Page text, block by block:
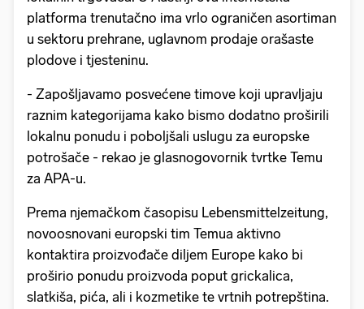
platforma trenutačno ima vrlo ograničen asortiman
u sektoru prehrane, uglavnom prodaje orašaste
plodove i tjesteninu.
- Zapošljavamo posvećene timove koji upravljaju
raznim kategorijama kako bismo dodatno proširili
lokalnu ponudu i poboljšali uslugu za europske
potrošače - rekao je glasnogovornik tvrtke Temu
za APA-u.
Prema njemačkom časopisu Lebensmittelzeitung,
novoosnovani europski tim Temua aktivno
kontaktira proizvođače diljem Europe kako bi
proširio ponudu proizvoda poput grickalica,
slatkiša, pića, ali i kozmetike te vrtnih potrepština.